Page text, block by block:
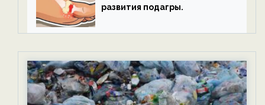
развития подагры.